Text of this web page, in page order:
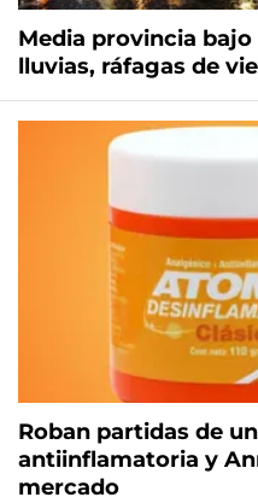
Media provincia
lluvias, ráfagas de
Roban partidas de
antiinflamatoria y
mercado